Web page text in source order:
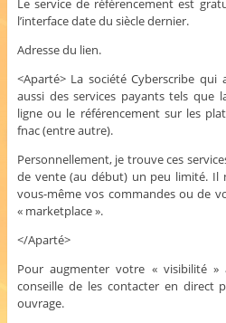
Le service de référencement est
l’interface date du siècle dernier.
Adresse du lien.
<Aparté> La société Cyberscribe qui
aussi des services payants tels que
ligne ou le référencement sur les
fnac (entre autre).
Personnellement, je trouve ces
de vente (au début) un peu limité. Il
vous-même vos commandes ou de
« marketplace ».
</Aparté>
Pour augmenter votre « visibilité »
conseille de les contacter en direct
ouvrage.